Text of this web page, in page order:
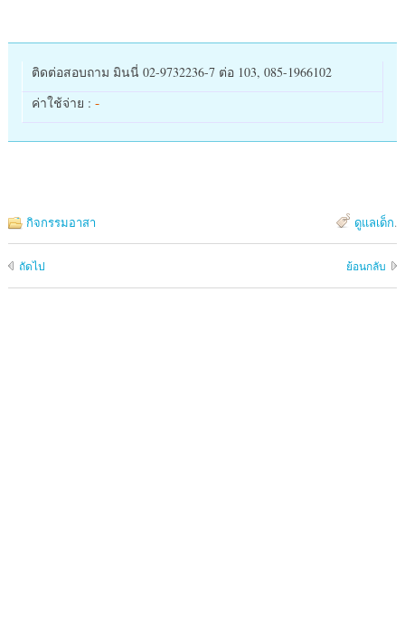
ติดต่อสอบถาม มินนี่ 02-9732236-7 ต่อ 103, 085-1966102
ค่าใช้จ่าย : -
กิจกรรมอาสา ดูแลเด็ก.
ถัดไป ย้อนกลับ